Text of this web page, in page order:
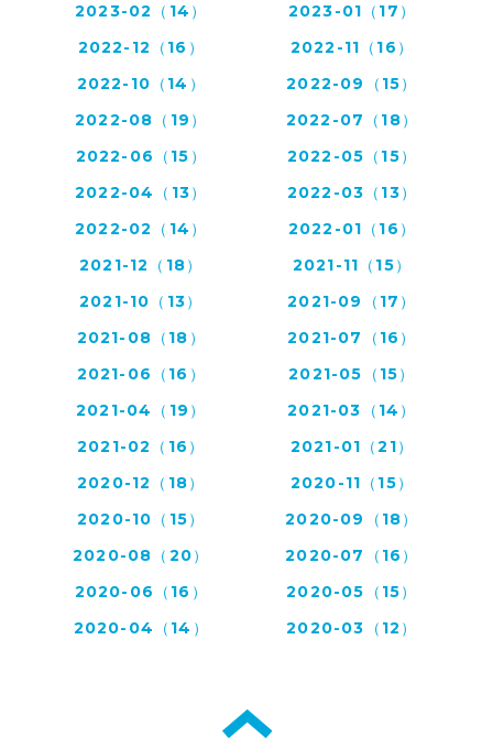
2023-02（14）
2023-01（17）
2022-12（16）
2022-11（16）
2022-10（14）
2022-09（15）
2022-08（19）
2022-07（18）
2022-06（15）
2022-05（15）
2022-04（13）
2022-03（13）
2022-02（14）
2022-01（16）
2021-12（18）
2021-11（15）
2021-10（13）
2021-09（17）
2021-08（18）
2021-07（16）
2021-06（16）
2021-05（15）
2021-04（19）
2021-03（14）
2021-02（16）
2021-01（21）
2020-12（18）
2020-11（15）
2020-10（15）
2020-09（18）
2020-08（20）
2020-07（16）
2020-06（16）
2020-05（15）
2020-04（14）
2020-03（12）